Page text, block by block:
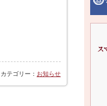
テゴリー： お知らせ